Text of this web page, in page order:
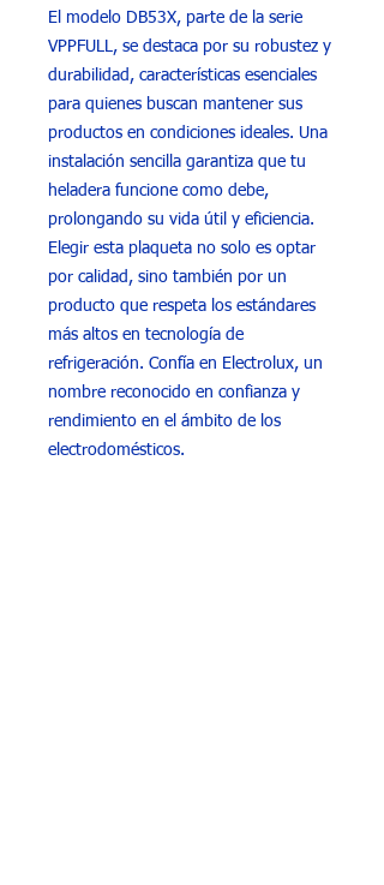
El modelo DB53X, parte de la serie
VPPFULL, se destaca por su robustez y
durabilidad, características esenciales
para quienes buscan mantener sus
productos en condiciones ideales. Una
instalación sencilla garantiza que tu
heladera funcione como debe,
prolongando su vida útil y eficiencia.
Elegir esta plaqueta no solo es optar
por calidad, sino también por un
producto que respeta los estándares
más altos en tecnología de
refrigeración. Confía en Electrolux, un
nombre reconocido en confianza y
rendimiento en el ámbito de los
electrodomésticos.